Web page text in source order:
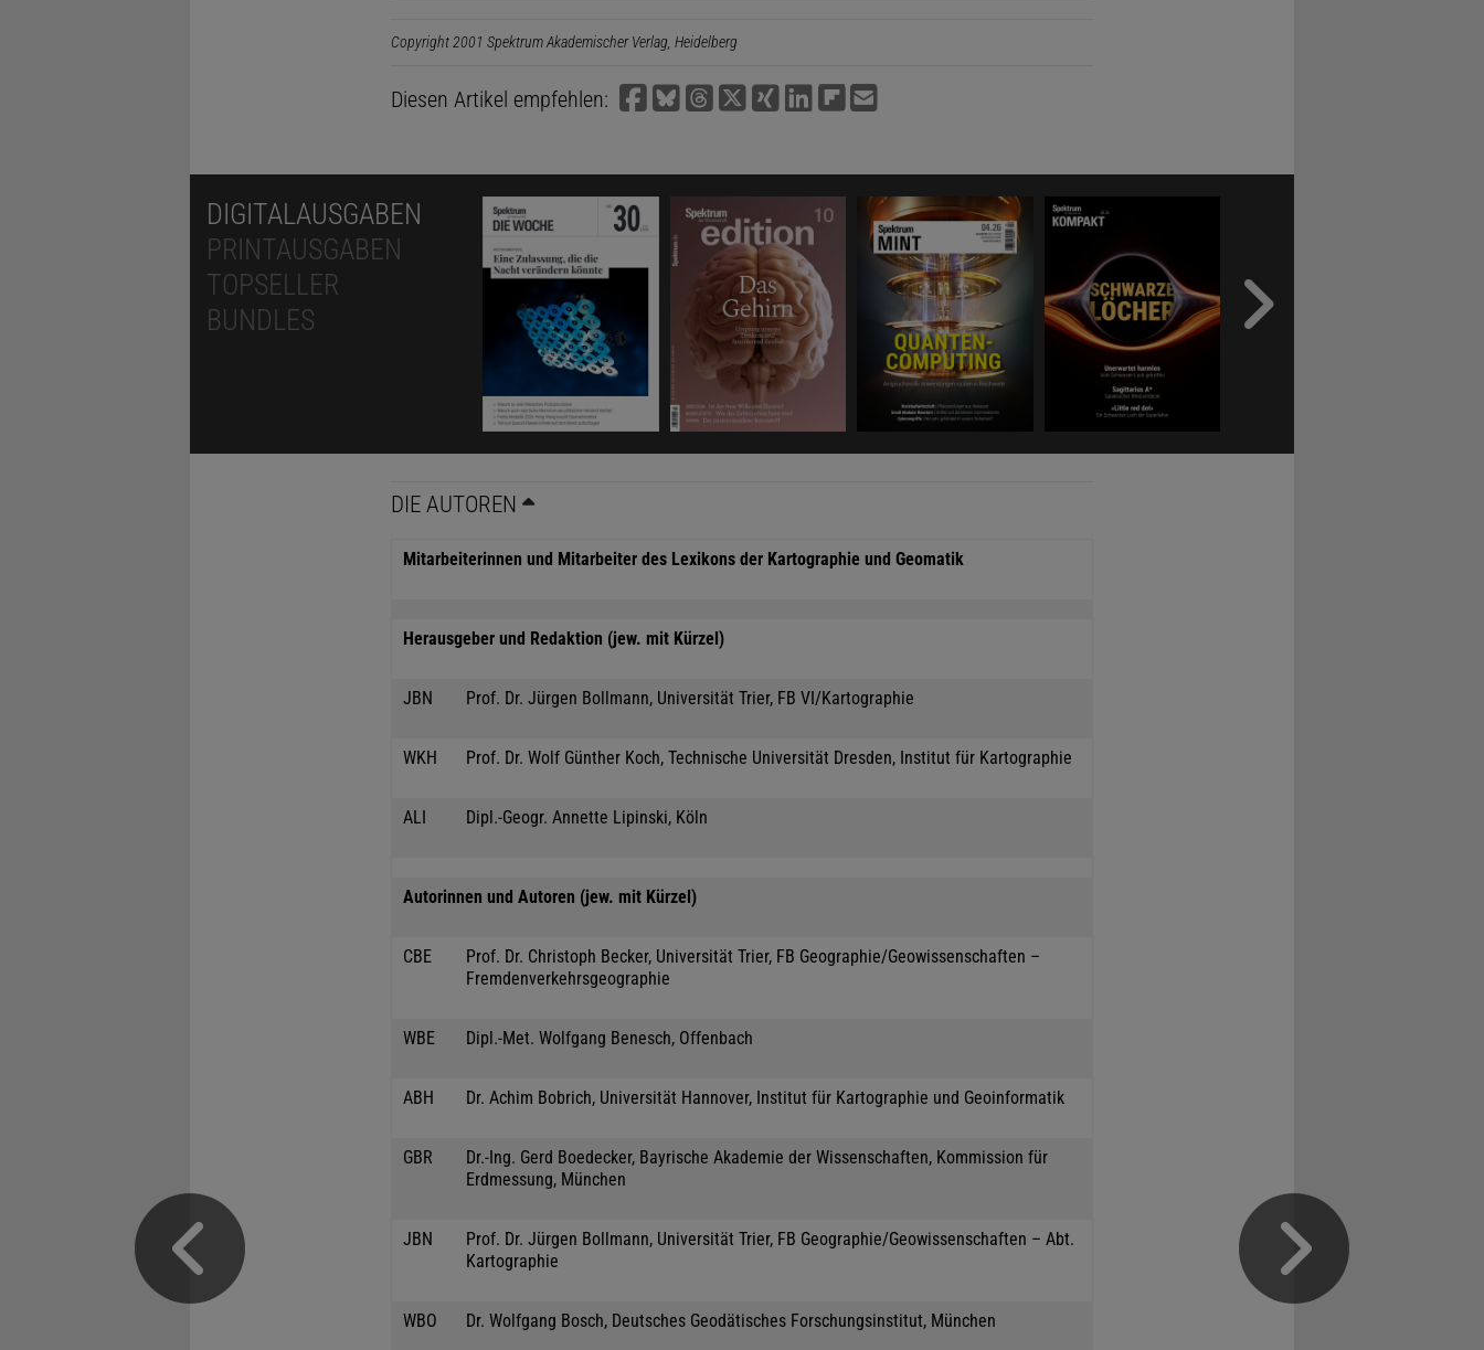
Copyright 2001 Spektrum Akademischer Verlag, Heidelberg
Diesen Artikel empfehlen:
DIGITALAUSGABEN
PRINTAUSGABEN
TOPSELLER
BUNDLES
DIE AUTOREN
Mitarbeiterinnen und Mitarbeiter des Lexikons der Kartographie und Geomatik
Herausgeber und Redaktion (jew. mit Kürzel)
JBN Prof. Dr. Jürgen Bollmann, Universität Trier, FB VI/Kartographie
WKH Prof. Dr. Wolf Günther Koch, Technische Universität Dresden, Institut für Kartographie
ALI Dipl.-Geogr. Annette Lipinski, Köln
Autorinnen und Autoren (jew. mit Kürzel)
CBE
Prof. Dr. Christoph Becker, Universität Trier, FB Geographie/Geowissenschaften –
Fremdenverkehrsgeographie
WBE Dipl.-Met. Wolfgang Benesch, Offenbach
ABH Dr. Achim Bobrich, Universität Hannover, Institut für Kartographie und Geoinformatik
GBR
Dr.-Ing. Gerd Boedecker, Bayrische Akademie der Wissenschaften, Kommission für
Erdmessung, München
JBN
Prof. Dr. Jürgen Bollmann, Universität Trier, FB Geographie/Geowissenschaften – Abt.
Kartographie
WBO Dr. Wolfgang Bosch, Deutsches Geodätisches Forschungsinstitut, München